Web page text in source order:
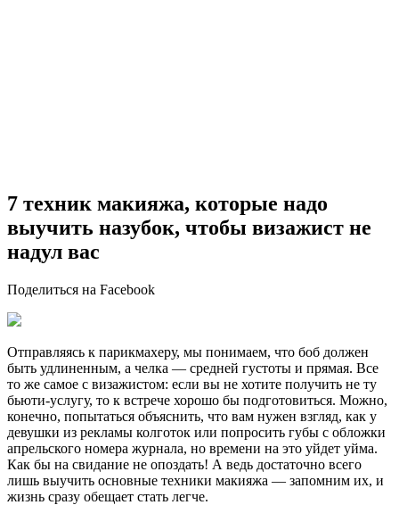
7 техник макияжа, которые надо
выучить назубок, чтобы визажист не
надул вас
Поделиться на Facebook
Отправляясь к парикмахеру, мы понимаем, что боб должен
быть удлиненным, а челка — средней густоты и прямая. Все
то же самое с визажистом: если вы не хотите получить не ту
бьюти-услугу, то к встрече хорошо бы подготовиться. Можно,
конечно, попытаться объяснить, что вам нужен взгляд, как у
девушки из рекламы колготок или попросить губы с обложки
апрельского номера журнала, но времени на это уйдет уйма.
Как бы на свидание не опоздать! А ведь достаточно всего
лишь выучить основные техники макияжа — запомним их, и
жизнь сразу обещает стать легче.